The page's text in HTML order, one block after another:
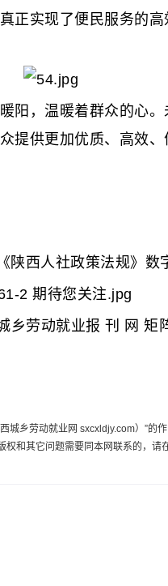
正实现了便民服务的
，温暖着群众的心。
提供更加优质、高效
城乡劳动就业网 sxcxldjy.com）”的
和其它问题需要同本网联系的，请